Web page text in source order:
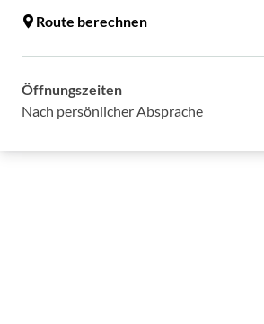
Route berechnen
Öffnungszeiten
Nach persönlicher Absprache